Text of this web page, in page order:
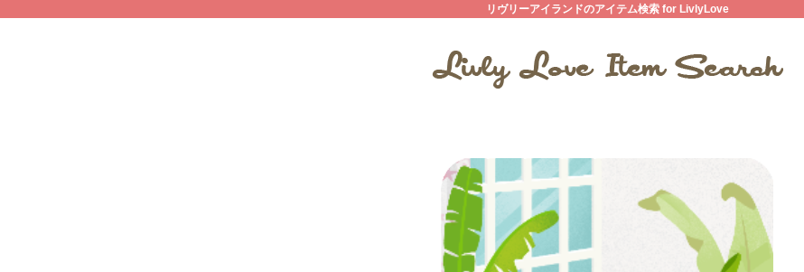
リヴリーアイランドのアイテム検索 for LivlyLove